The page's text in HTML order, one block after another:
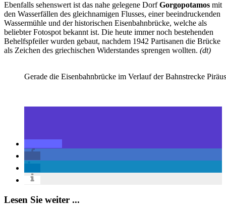
Ebenfalls sehenswert ist das nahe gelegene DorfGorgopotamos mit
den Wasserfällen des gleichnamigen Flusses, einer beeindruckenden
Wassermühle und der historischen Eisenbahnbrücke, welche als
beliebter Fotospot bekannt ist. Die heute immer noch bestehenden
Behelfspfeiler wurden gebaut, nachdem 1942 Partisanen die Brücke
als Zeichen des griechischen Widerstandes sprengen wollten. (dt)
Gerade die Eisenbahnbrücke im Verlauf der Bahnstrecke
Lesen Sie weiter ...